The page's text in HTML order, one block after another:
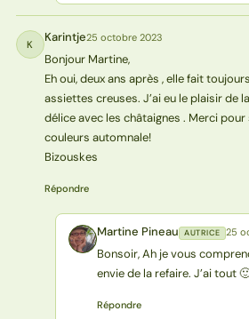
K Karintje25 octobre 2023
Bonjour Martine,
Eh oui, deux ans après , elle fait
assiettes creuses. J’ai eu le plaisir de
délice avec les châtaignes . Merci
couleurs automnale!
Bizouskes
Répondre
MP Martine Pineau AUTRICE 25
Bonsoir, Ah je vous
envie de la refaire. J’ai tout
Répondre